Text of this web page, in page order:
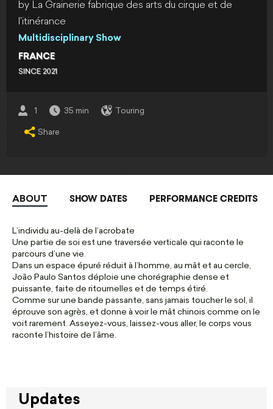
by La Grainerie fabrique des arts du cirque et de
l'itinérance
Multidisciplinary Show
FRANCE
SINCE 2021
1 35 min Touring
Share
ABOUT SHOW DATES PERFORMANCE CREDITS
L’individu au-delà de l’acrobate
Une partie de soi est une traversée verticale qui raconte le
parcours d’une vie.
Dans un espace épuré réduit à l’homme, au mât et au cercle,
João Paulo Santos déploie une chorégraphie dense et
puissante, faite de ritournelles et de temps étiré.
Comme sur une bande passante, sans jamais toucher le sol, il
éprouve son agrès, et donne à voir le mât chinois comme on le
voit rarement. Asseyez-vous, laissez-vous aller, le corps vous
raconte l’histoire de l’âme.
Updates